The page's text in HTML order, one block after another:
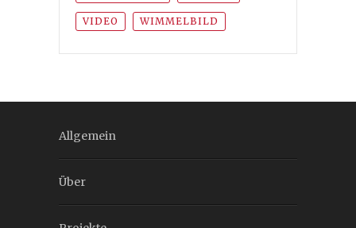
VIDEO WIMMELBILD
Allgemein
Über